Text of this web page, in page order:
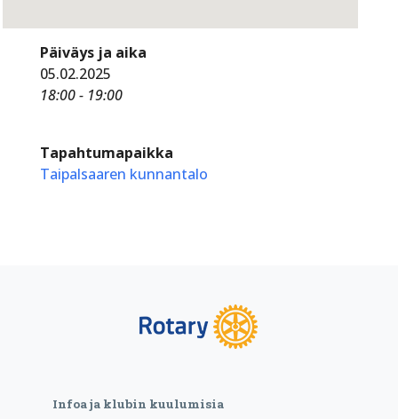
Päiväys ja aika
05.02.2025
18:00 - 19:00
Tapahtumapaikka
Taipalsaaren kunnantalo
Infoa ja klubin kuulumisia